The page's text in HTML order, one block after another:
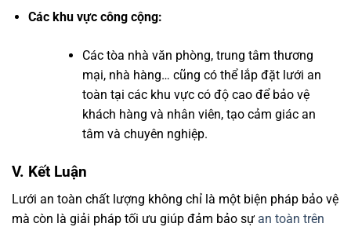
Các khu vực công cộng:
Các tòa nhà văn phòng, trung tâm thương
mại, nhà hàng… cũng có thể lắp đặt lưới an
toàn tại các khu vực có độ cao để bảo vệ
khách hàng và nhân viên, tạo cảm giác an
tâm và chuyên nghiệp.
V. Kết Luận
Lưới an toàn chất lượng không chỉ là một biện pháp bảo vệ
mà còn là giải pháp tối ưu giúp đảm bảo sự an toàn trên